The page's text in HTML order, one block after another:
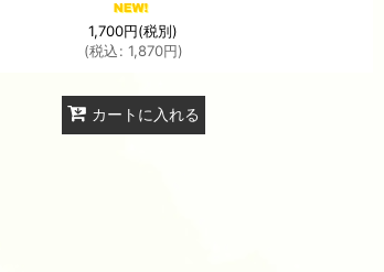
1,700円(税別)
(税込: 1,870円)
カートに入れる